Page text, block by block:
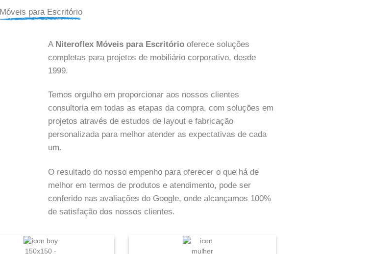
Móveis para Escritório
A Niteroflex Móveis para Escritório oferece soluções
completas para projetos de mobiliário corporativo, desde
1999.
Temos orgulho em proporcionar aos nossos clientes
consultoria em todas as etapas da compra, com soluções em
projetos através de estudos de layout e fabricação
personalizada para melhor atender as expectativas de cada
um.
O resultado do nosso empenho para oferecer o que há de
melhor em termos de produtos e atendimento, pode ser
conferido nas avaliações do Google, onde alcançamos 100%
de satisfação dos nossos clientes.